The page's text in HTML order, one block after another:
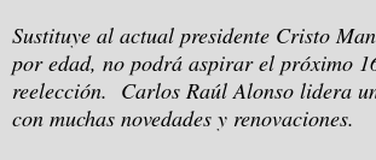
Sustituye al actual presidente Cristo
por edad, no podrá aspirar el próximo
reelección. Carlos Raúl Alonso lidera
con muchas novedades y renovaciones.